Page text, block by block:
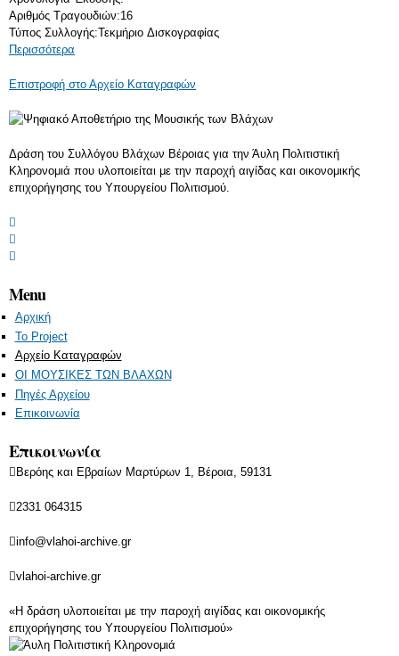
Αριθμός Τραγουδιών:16
Τύπος Συλλογής:Τεκμήριο Δισκογραφίας
Περισσότερα
Επιστροφή στο Αρχείο Καταγραφών
Δράση του Συλλόγου Βλάχων Βέροιας για την Άυλη Πολιτιστική
Κληρονομιά που υλοποιείται με την παροχή αιγίδας και οικονομικής
επιχορήγησης του Υπουργείου Πολιτισμού.
Menu
Αρχική
Το Project
Αρχείο Καταγραφών
ΟΙ ΜΟΥΣΙΚΕΣ ΤΩΝ ΒΛΑΧΩΝ
Πηγές Αρχείου
Επικοινωνία
Επικοινωνία
Βερόης και Εβραίων Μαρτύρων 1, Βέροια, 59131
2331 064315
info@vlahoi-archive.gr
vlahoi-archive.gr
«Η δράση υλοποιείται με την παροχή αιγίδας και οικονομικής
επιχορήγησης του Υπουργείου Πολιτισμού»